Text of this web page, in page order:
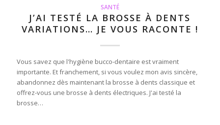
SANTÉ
J’AI TESTÉ LA BROSSE À DENTS
VARIATIONS… JE VOUS RACONTE !
Vous savez que l'hygiène bucco-dentaire est vraiment
importante. Et franchement, si vous voulez mon avis sincère,
abandonnez dès maintenant la brosse à dents classique et
offrez-vous une brosse à dents électriques. J'ai testé la
brosse…